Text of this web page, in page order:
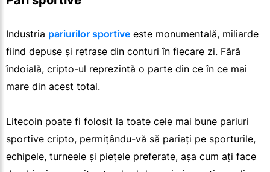
Industria pariurilor sportive este monumentală, miliarde
fiind depuse și retrase din conturi în fiecare zi. Fără
îndoială, cripto-ul reprezintă o parte din ce în ce mai
mare din acest total.
Litecoin poate fi folosit la toate cele mai bune pariuri
sportive cripto, permițându-vă să pariați pe sporturile,
echipele, turneele și piețele preferate, așa cum ați face